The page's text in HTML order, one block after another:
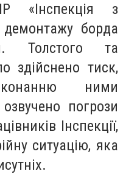
«Інспекція з
демонтажу борда
Толстого та
здійснено тиск,
ними
погрози
Інспекції,
ситуацію, яка